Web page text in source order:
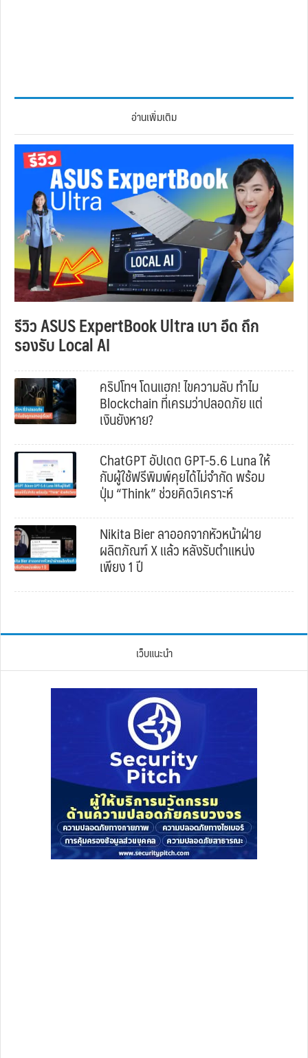
อ่านเพิ่มเติม
รีวิว ASUS ExpertBook Ultra เบา อึด ถึก
รองรับ Local AI
คริปโทฯ โดนแฮก! ไขความลับ ทำไม
Blockchain ที่เครมว่าปลอดภัย แต่
เงินยังหาย?
ChatGPT อัปเดต GPT-5.6 Luna ให้
กับผู้ใช้ฟรีพิมพ์คุยได้ไม่จำกัด พร้อม
ปุ่ม “Think” ช่วยคิดวิเคราะห์
Nikita Bier ลาออกจากหัวหน้าฝ่าย
ผลิตภัณฑ์ X แล้ว หลังรับตำแหน่ง
เพียง 1 ปี
เว็บแนะนำ